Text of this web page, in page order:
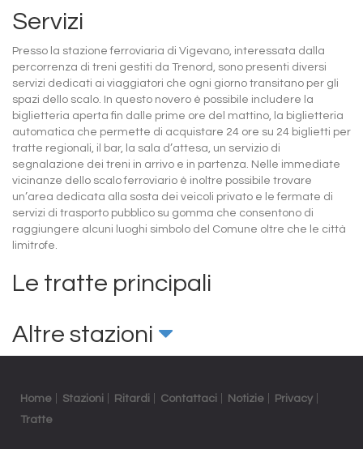
Servizi
Presso la stazione ferroviaria di Vigevano, interessata dalla
percorrenza di treni gestiti da Trenord, sono presenti diversi
servizi dedicati ai viaggiatori che ogni giorno transitano per gli
spazi dello scalo. In questo novero è possibile includere la
biglietteria aperta fin dalle prime ore del mattino, la biglietteria
automatica che permette di acquistare 24 ore su 24 biglietti per
tratte regionali, il bar, la sala d’attesa, un servizio di
segnalazione dei treni in arrivo e in partenza. Nelle immediate
vicinanze dello scalo ferroviario è inoltre possibile trovare
un’area dedicata alla sosta dei veicoli privato e le fermate di
servizi di trasporto pubblico su gomma che consentono di
raggiungere alcuni luoghi simbolo del Comune oltre che le città
limitrofe.
Le tratte principali
Altre stazioni
Home Stazioni Ritardi Contattaci Notizie
Privacy
Tratte